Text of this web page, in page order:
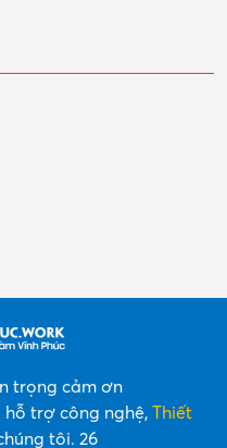
trọng cảm ơn
hỗ trợ công nghệ, Thiết
tôi. 26